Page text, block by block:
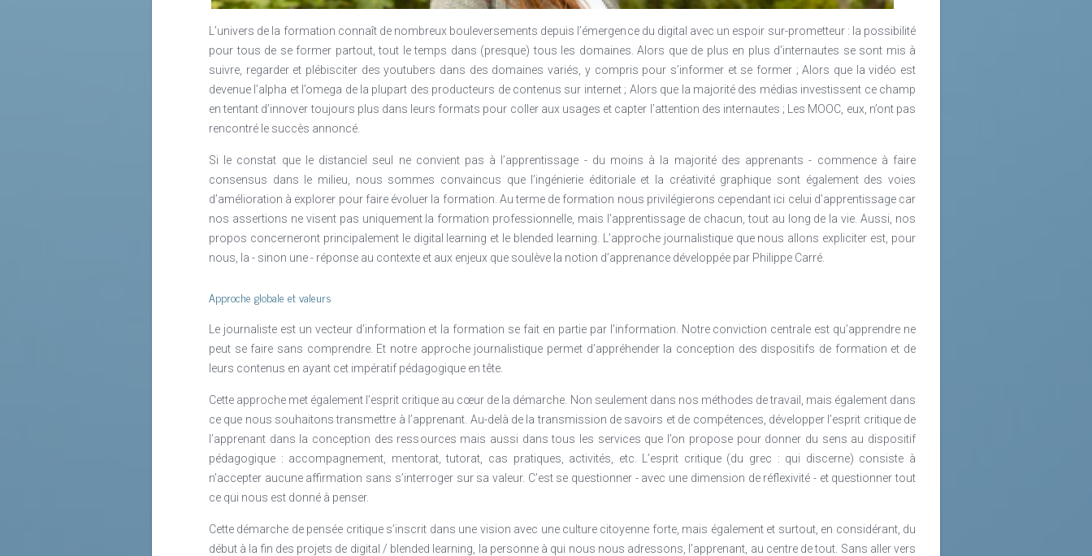
Lire la suite
veulent et sur tout support (ATAWADAC).
Lire la suite
L’univers de la formation connaît de nombreux bouleversements depuis l’émergence du digital avec un espoir sur-prometteur : la possibilité
pour tous de se former partout, tout le temps dans (presque) tous les domaines. Alors que de plus en plus d’internautes se sont mis à
suivre, regarder et plébisciter des youtubers dans des domaines variés, y compris pour s’informer et se former ; Alors que la vidéo est
devenue l’alpha et l’omega de la plupart des producteurs de contenus sur internet ; Alors que la majorité des médias investissent ce champ
en tentant d’innover toujours plus dans leurs formats pour coller aux usages et capter l’attention des internautes ; Les MOOC, eux, n’ont pas
rencontré le succès annoncé.
Si le constat que le distanciel seul ne convient pas à l’apprentissage - du moins à la majorité des apprenants - commence à faire
consensus dans le milieu, nous sommes convaincus que l’ingénierie éditoriale et la créativité graphique sont également des voies
d’amélioration à explorer pour faire évoluer la formation. Au terme de formation nous privilégierons cependant ici celui d’apprentissage car
nos assertions ne visent pas uniquement la formation professionnelle, mais l’apprentissage de chacun, tout au long de la vie. Aussi, nos
propos concerneront principalement le digital learning et le blended learning. L’approche journalistique que nous allons expliciter est, pour
nous, la - sinon une - réponse au contexte et aux enjeux que soulève la notion d’apprenance développée par Philippe Carré.
Approche globale et valeurs
Le journaliste est un vecteur d’information et la formation se fait en partie par l’information. Notre conviction centrale est qu’apprendre ne
peut se faire sans comprendre. Et notre approche journalistique permet d’appréhender la conception des dispositifs de formation et de
leurs contenus en ayant cet impératif pédagogique en tête.
Cette approche met également l’esprit critique au cœur de la démarche. Non seulement dans nos méthodes de travail, mais également dans
ce que nous souhaitons transmettre à l’apprenant. Au-delà de la transmission de savoirs et de compétences, développer l’esprit critique de
l’apprenant dans la conception des ressources mais aussi dans tous les services que l’on propose pour donner du sens au dispositif
pédagogique : accompagnement, mentorat, tutorat, cas pratiques, activités, etc. L’esprit critique (du grec : qui discerne) consiste à
n’accepter aucune affirmation sans s’interroger sur sa valeur. C’est se questionner - avec une dimension de réflexivité - et questionner tout
ce qui nous est donné à penser.
Cette démarche de pensée critique s’inscrit dans une vision avec une culture citoyenne forte, mais également et surtout, en considérant, du
début à la fin des projets de digital / blended learning, la personne à qui nous nous adressons, l’apprenant, au centre de tout. Sans aller vers